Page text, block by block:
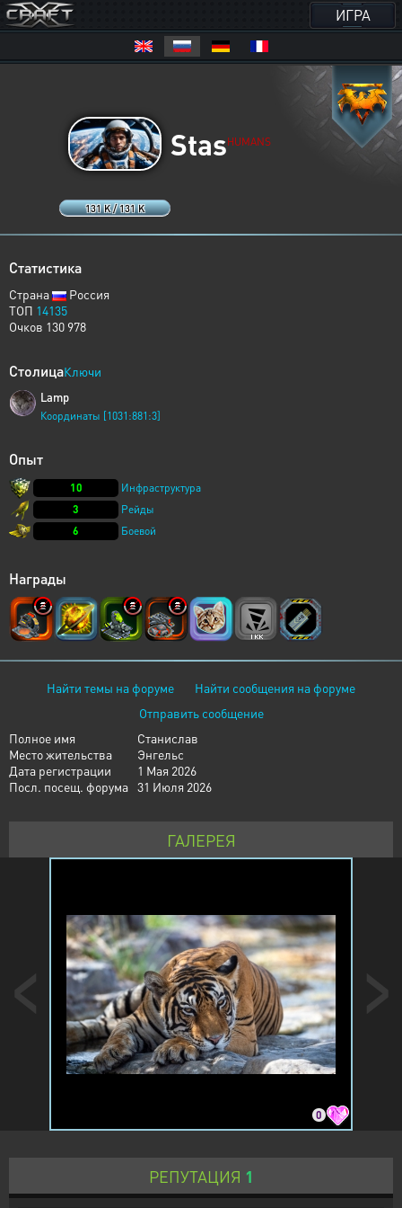
ИГРА
131 K / 131 K
StasHUMANS
Статистика
Страна
Россия
ТОП 14135
Очков 130 978
СтолицаКлючи
Lamp
Координаты [1031:881:3]
Опыт
10
Инфраструктура
3
Рейды
6
Боевой
Награды
Найти темы на форуме
Найти сообщения на форуме
Отправить сообщение
Полное имя
Станислав
Место жительства
Энгельс
Дата регистрации
1 Мая 2026
Посл. посещ. форума 31 Июля 2026
ГАЛЕРЕЯ
0
РЕПУТАЦИЯ 1